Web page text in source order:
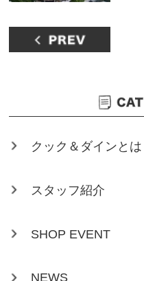
クック＆ダインとは
スタッフ紹介
SHOP EVENT
NEWS